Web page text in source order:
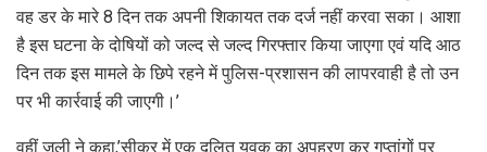
वह डर के मारे 8 दिन तक अपनी शिकायत तक दर्ज नहीं करवा सका। आशा
है इस घटना के दोषियों को जल्द से जल्द गिरफ्तार किया जाएगा एवं यदि आठ
दिन तक इस मामले के छिपे रहने में पुलिस-प्रशासन की लापरवाही है तो उन
पर भी कार्रवाई की जाएगी।’
वहीं जूली ने कहा,’सीकर में एक दलित युवक का अपहरण कर गुप्तांगों पर